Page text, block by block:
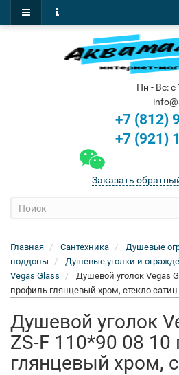
Пн - Вс: с
+7 (812)
+7 (921)
Заказать
Главная Сантехника
Душевые
поддоны
Душевые уголки и
Vegas Glass
Душевой уголок Vegas
профиль глянцевый хром, стекло сатин
Душевой уголок
ZS-F 110*90 08
глянцевый хром,